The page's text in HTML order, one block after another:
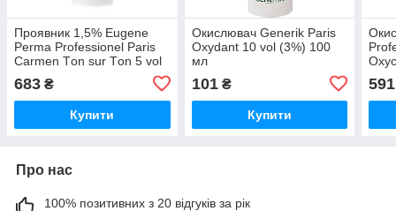
Проявник 1,5% Eugene
Perma Professionel Paris
Carmen Тon sur Тon 5 vol
Specifique 1000 мл, 60 мл
683 ₴
Купити
Окислювач Generik Paris
Oxydant 10 vol (3%) 100
мл
101₴
Купити
591
Про нас
100% позитивних з 20 відгуків за рік